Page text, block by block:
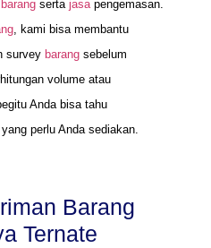
barang serta jasapengemasan.
, kami bisa membantu
survey barang sebelum
volume atau
Anda bisa tahu
perlu Anda sediakan.
Barang
Ternate